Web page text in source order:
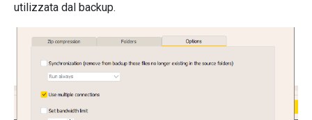
utilizzata dal backup.